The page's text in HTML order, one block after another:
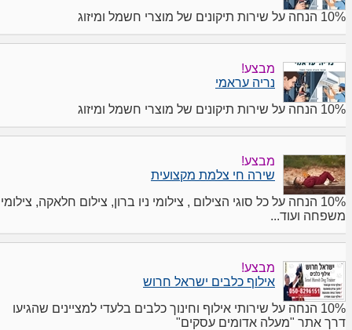
10% הנחה על שירות תיקונים של מוצרי חשמל ומיזוג
מבצע!
נריה עראמי
10% הנחה על שירות תיקונים של מוצרי חשמל ומיזוג
מבצע!
שירה חי צלמת מקצועית
10% הנחה על כל סוגי הצילום , צילומי ניו ברון, צילום חלאקה, צילומי
משפחה ועוד...
מבצע!
אילוף כלבים ישראל חרוש
10% הנחה על שירותי אילוף וחינוך כלבים בלעדי למציינים שהגיעו
דרך אתר "מעלה אדומים עסקים"